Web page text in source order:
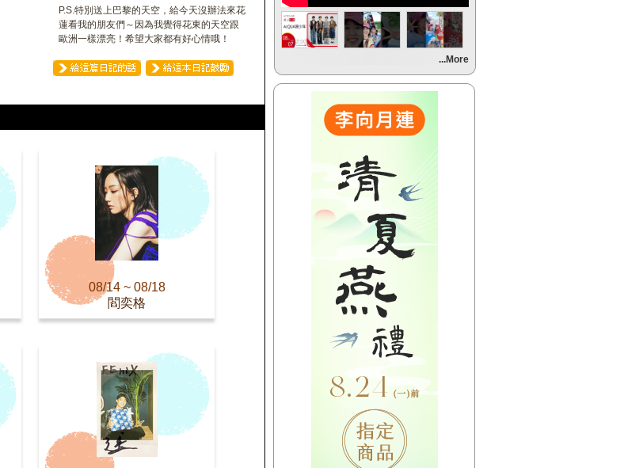
P.S.特別送上巴黎的天空，給今天沒辦法來花
蓮看我的朋友們～因為我覺得花東的天空跟
歐洲一樣漂亮！希望大家都有好心情哦！
08/14 ~ 08/18
閻奕格
(南部)
流行最前線
【Next】
【HitFm正在進行】
(宜蘭)
(宜蘭)只想聽音樂
【HitFm正在進行】
流行最精選
(花東)只想聽音樂
...More